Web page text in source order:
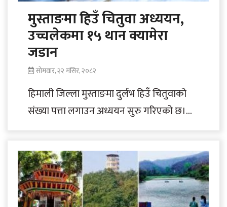
मुस्ताङमा हिउँ चितुवा अध्ययन,
उच्चलेकमा १५ थान क्यामेरा
जडान
सोमवार, २२ मंसिर, २०८२
हिमाली जिल्ला मुस्ताङमा दुर्लभ हिउँ चितुवाको
संख्या पत्ता लगाउन अध्ययन सुरु गरिएको छ।